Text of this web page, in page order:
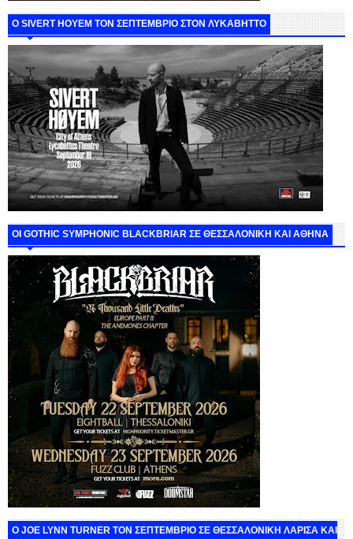
Ο SIVERT HOYEM ΤΟΝ ΣΕΠΤΕΜΒΡΙΟ ΣΤΟΝ ΛΥΚΑΒΗΤΤΟ
ΟΙ GOTHIC SYMPHONIC BLACKBRIAR ΣΕ ΘΕΣΣΑΛΟΝΙΚΗ ΚΑΙ ΑΘΗΝΑ
O JOE LYNN TURNER ΤΟΝ ΣΕΠΤΕΜΒΡΙΟ ΣΕ ΘΕΣΣΑΛΟΝΙΚΗ ΛΑΡΙΣΑ ΚΑΙ